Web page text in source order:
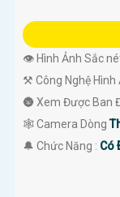
👁 Hình Ảnh Sắc
⚒ Công Nghệ Hình
🌚 Xem Được Ban
🕸️ Camera Dòng
️🔔 Chức Năng : Có